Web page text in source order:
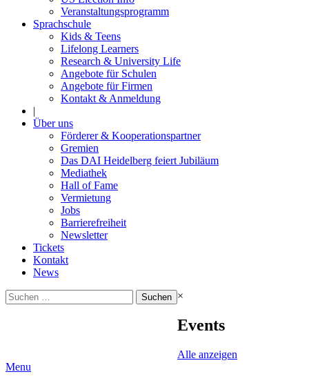
Veranstaltungsprogramm
Sprachschule
Kids & Teens
Lifelong Learners
Research & University Life
Angebote für Schulen
Angebote für Firmen
Kontakt & Anmeldung
|
Über uns
Förderer & Kooperationspartner
Gremien
Das DAI Heidelberg feiert Jubiläum
Mediathek
Hall of Fame
Vermietung
Jobs
Barrierefreiheit
Newsletter
Tickets
Kontakt
News
Suchen
nach:
×
Events
Alle anzeigen
Menu